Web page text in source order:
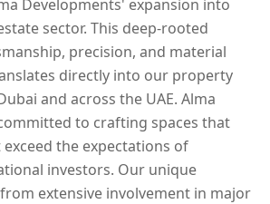
Developments' expansion into
sector. This deep-rooted
precision, and material
directly into our property
and across the UAE. Alma
to crafting spaces that
the expectations of
investors. Our unique
extensive involvement in major